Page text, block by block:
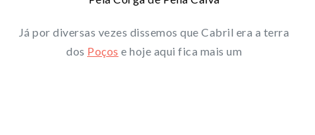
Já por diversas vezes dissemos que Cabril era a terra
dos Poços e hoje aqui fica mais um